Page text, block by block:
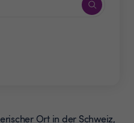
Ort in der Schweiz,